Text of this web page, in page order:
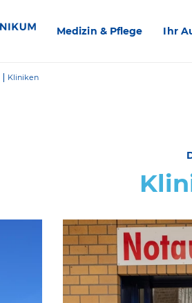
Medizin & Pflege Ihr
Kliniken